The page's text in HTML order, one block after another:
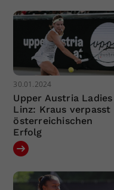
30.01.2024
Upper Austria Ladies
Linz: Kraus verpasst
österreichischen
Erfolg